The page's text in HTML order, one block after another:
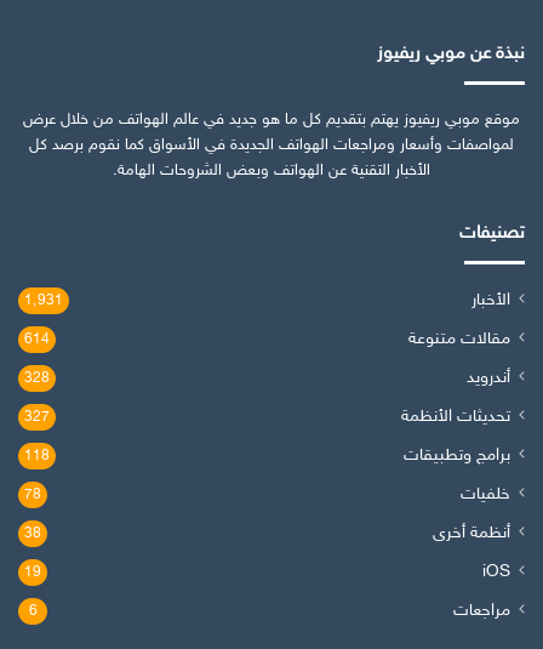
نبذة عن موبي ريفيوز
موقع موبي ريفيوز يهتم بتقديم كل ما هو جديد في عالم الهواتف من خلال عرض
لمواصفات وأسعار ومراجعات الهواتف الجديدة في الأسواق كما نقوم برصد كل
الأخبار التقنية عن الهواتف وبعض الشروحات الهامة.
تصنيفات
الأخبار 1٬931
مقالات متنوعة 614
أندرويد 328
تحديثات الأنظمة 327
برامج وتطبيقات 118
خلفيات 78
أنظمة أخرى 38
iOS
19
مراجعات 6